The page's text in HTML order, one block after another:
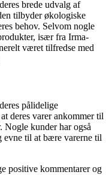
brede udvalg af
tilbyder økologiske
behov. Selvom nogle
især fra Irma-
været tilfredse med
pålidelige
deres varer ankommer til
Nogle kunder har også
evne til at bære varerne til
positive kommentarer og